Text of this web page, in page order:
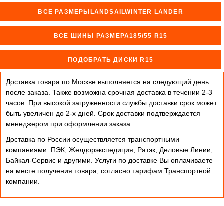
ВСЕ РАЗМЕРЫLANDSAILWINTER LANDER
ВСЕ ШИНЫ РАЗМЕРА185/55 R15
ПОДОБРАТЬ ДИСКИ R15
Доставка товара по Москве выполняется на следующий день
после заказа. Также возможна срочная доставка в течении 2-3
часов. При высокой загруженности службы доставки срок может
быть увеличен до 2-х дней. Cрок доставки подтверждается
менеджером при оформлении заказа.
Доставка по России осуществляется транспортными
компаниями: ПЭК, Желдорэкспедиция, Ратэк, Деловые Линии,
Байкал-Сервис и другими. Услуги по доставке Вы оплачиваете
на месте получения товара, согласно тарифам Транспортной
компании.